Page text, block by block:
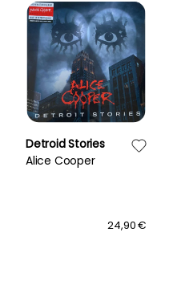
Detroid Stories
Alice Cooper
24,90 €